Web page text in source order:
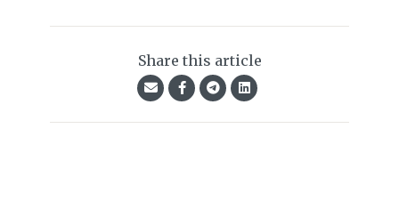
Share this article